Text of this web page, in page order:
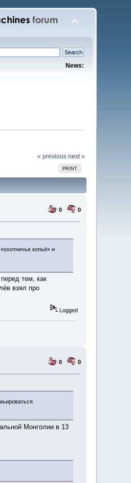
News:
« previous next »
PRINT
0 0
копьё» и
тем, как
взял про
Logged
0 0
Монголии в 13